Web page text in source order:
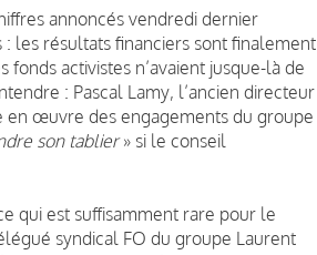
annoncés vendredi dernier
les résultats financiers sont finalement
activistes n’avaient jusque-là de
: Pascal Lamy, l’ancien directeur
en œuvre des engagements du groupe
son tablier» si le conseil
qui est suffisamment rare pour le
syndical FO du groupe Laurent